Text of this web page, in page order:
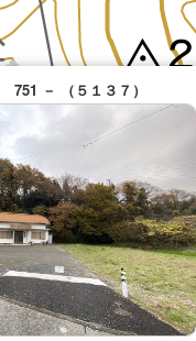
751 － （５１３７）